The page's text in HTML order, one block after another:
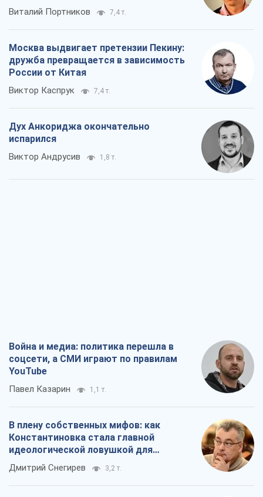
Виталий Портников 7,4 т.
Москва выдвигает претензии Пекину:
дружба превращается в зависимость
России от Китая
Виктор Каспрук 7,4 т.
Дух Анкориджа окончательно
испарился
Виктор Андрусив 1,8 т.
Война и медиа: политика перешла в
соцсети, а СМИ играют по правилам
YouTube
Павел Казарин 1,1 т.
В плену собственных мифов: как
Константиновка стала главной
идеологической ловушкой для
российских оккупантов
Дмитрий Снегирев 3,2 т.